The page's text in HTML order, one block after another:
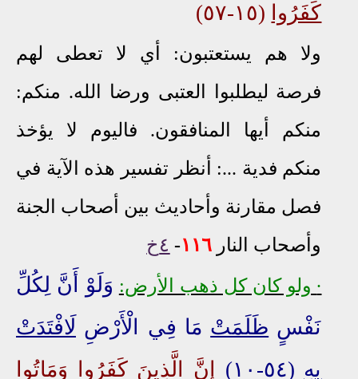
كَفَرُوا (١٥-٥٧)
ولا هم يستعتبون: أي لا تعطى لهم
فرصة ليطلبوا العتبى ورضا الله. منكم:
منكم أيها المنافقون. فاليوم لا يؤخذ
منكم فدية ...: أنظر تفسير هذه الآية في
فصل مقارنة وأحاديث بين أصحاب الجنة
وأصحاب النار ١١٦- ٤خ
∙ ولو كان كل ذهب الأرض: وَلَوْ أَنَّ لِكُلِّ
نَفْسٍ ظَلَمَتْ مَا فِي الْأَرْضِ لَافْتَدَتْ
بِهِ (٥٤-١٠) إِنَّ الَّذِينَ كَفَرُوا وَمَاتُوا